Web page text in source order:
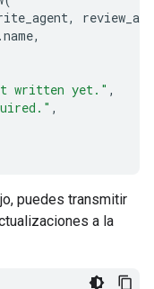
,
.name,
written yet." ,
,
puedes transmitir
a la